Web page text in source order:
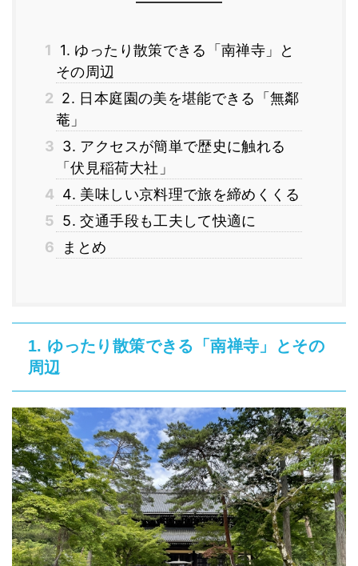
1
1. ゆったり散策できる「南禅寺」と
その周辺
2 2. 日本庭園の美を堪能できる「無鄰
菴」
3 3. アクセスが簡単で歴史に触れる
「伏見稲荷大社」
4 4. 美味しい京料理で旅を締めくくる
5 5. 交通手段も工夫して快適に
6
まとめ
1. ゆったり散策できる「南禅寺」とその
周辺